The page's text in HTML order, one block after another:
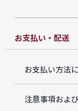
お支払い・配送
お支払い方法
注意事項およ